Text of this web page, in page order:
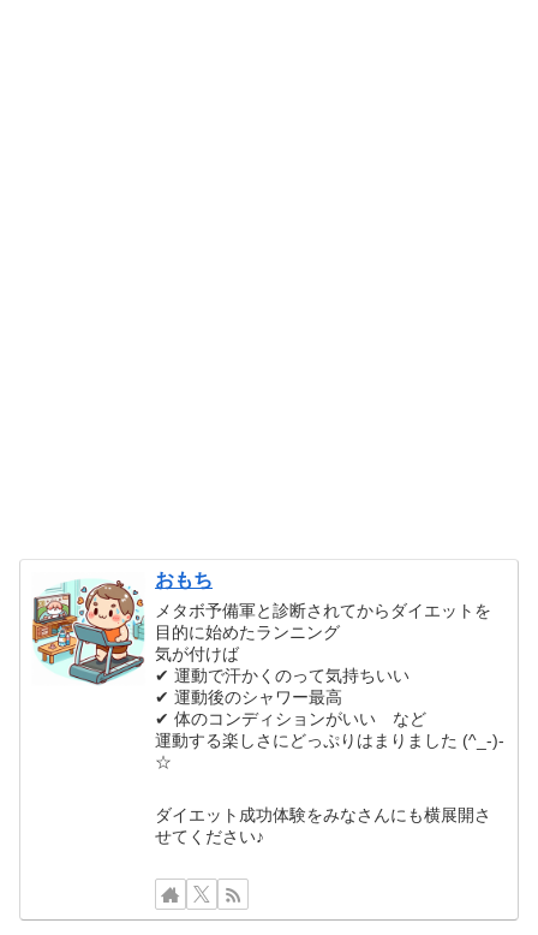
おもち
メタボ予備軍と診断されてからダイエットを
目的に始めたランニング
気が付けば
✔ 運動で汗かくのって気持ちいい
✔ 運動後のシャワー最高
✔ 体のコンディションがいい など
運動する楽しさにどっぷりはまりました (^_-)-
☆
ダイエット成功体験をみなさんにも横展開さ
せてください♪